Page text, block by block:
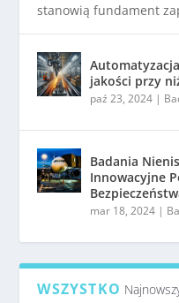
stanowią fundament
jakości przy
paź 23, 2024 |
Badania
Innowacyjne
mar 18, 2024 |
WSZYSTKO